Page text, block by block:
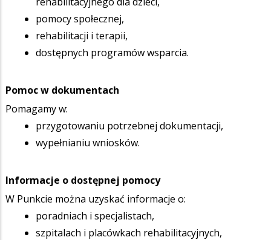
pomocy społecznej,
rehabilitacji i terapii,
dostępnych programów wsparcia.
Pomoc w dokumentach
Pomagamy w:
przygotowaniu potrzebnej dokumentacji,
wypełnianiu wniosków.
Informacje o dostępnej pomocy
W Punkcie można uzyskać informacje o:
poradniach i specjalistach,
szpitalach i placówkach rehabilitacyjnych,